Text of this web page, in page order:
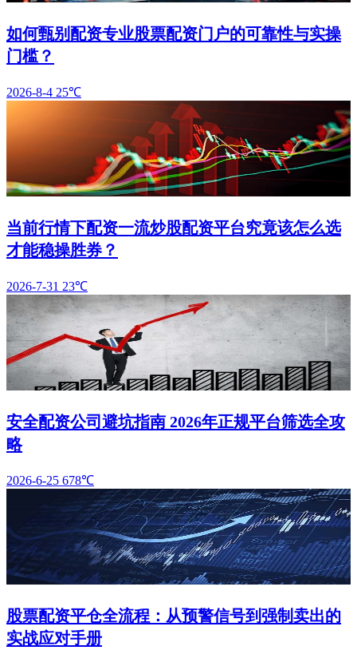
如何甄别配资专业股票配资门户的可靠性与实操
门槛？
2026-8-4 25℃
当前行情下配资一流炒股配资平台究竟该怎么选
才能稳操胜券？
2026-7-31 23℃
安全配资公司避坑指南 2026年正规平台筛选全攻
略
2026-6-25 678℃
股票配资平仓全流程：从预警信号到强制卖出的
实战应对手册